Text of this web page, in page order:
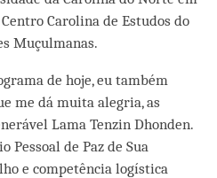
Carolina de Estudos do
Muçulmanas.
de hoje, eu também
me dá muita alegria, as
Lama Tenzin Dhonden.
Pessoal de Paz de Sua
e competência logística